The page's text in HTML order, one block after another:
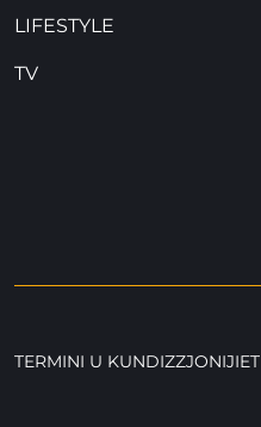
LIFESTYLE
TV
TERMINI U KUNDIZZJONIJIET